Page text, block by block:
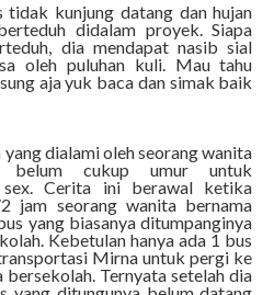
kunjung datang dan hujan
didalam proyek. Siapa
dia mendapat nasib sial
oleh puluhan kuli. Mau tahu
aja yuk baca dan simak baik
dialami oleh seorang wanita
belum cukup umur untuk
sex. Cerita ini berawal ketika
jam seorang wanita bernama
yang biasanya ditumpanginya
Kebetulan hanya ada 1 bus
Mirna untuk pergi ke
Ternyata setelah dia